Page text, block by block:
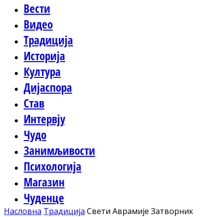
Вести
Видео
Традиција
Историја
Култура
Дијаспора
Став
Интервју
Чудо
Занимљивости
Психологија
Магазин
Чуденце
Насловна Традиција Свети Аврамије Затворник